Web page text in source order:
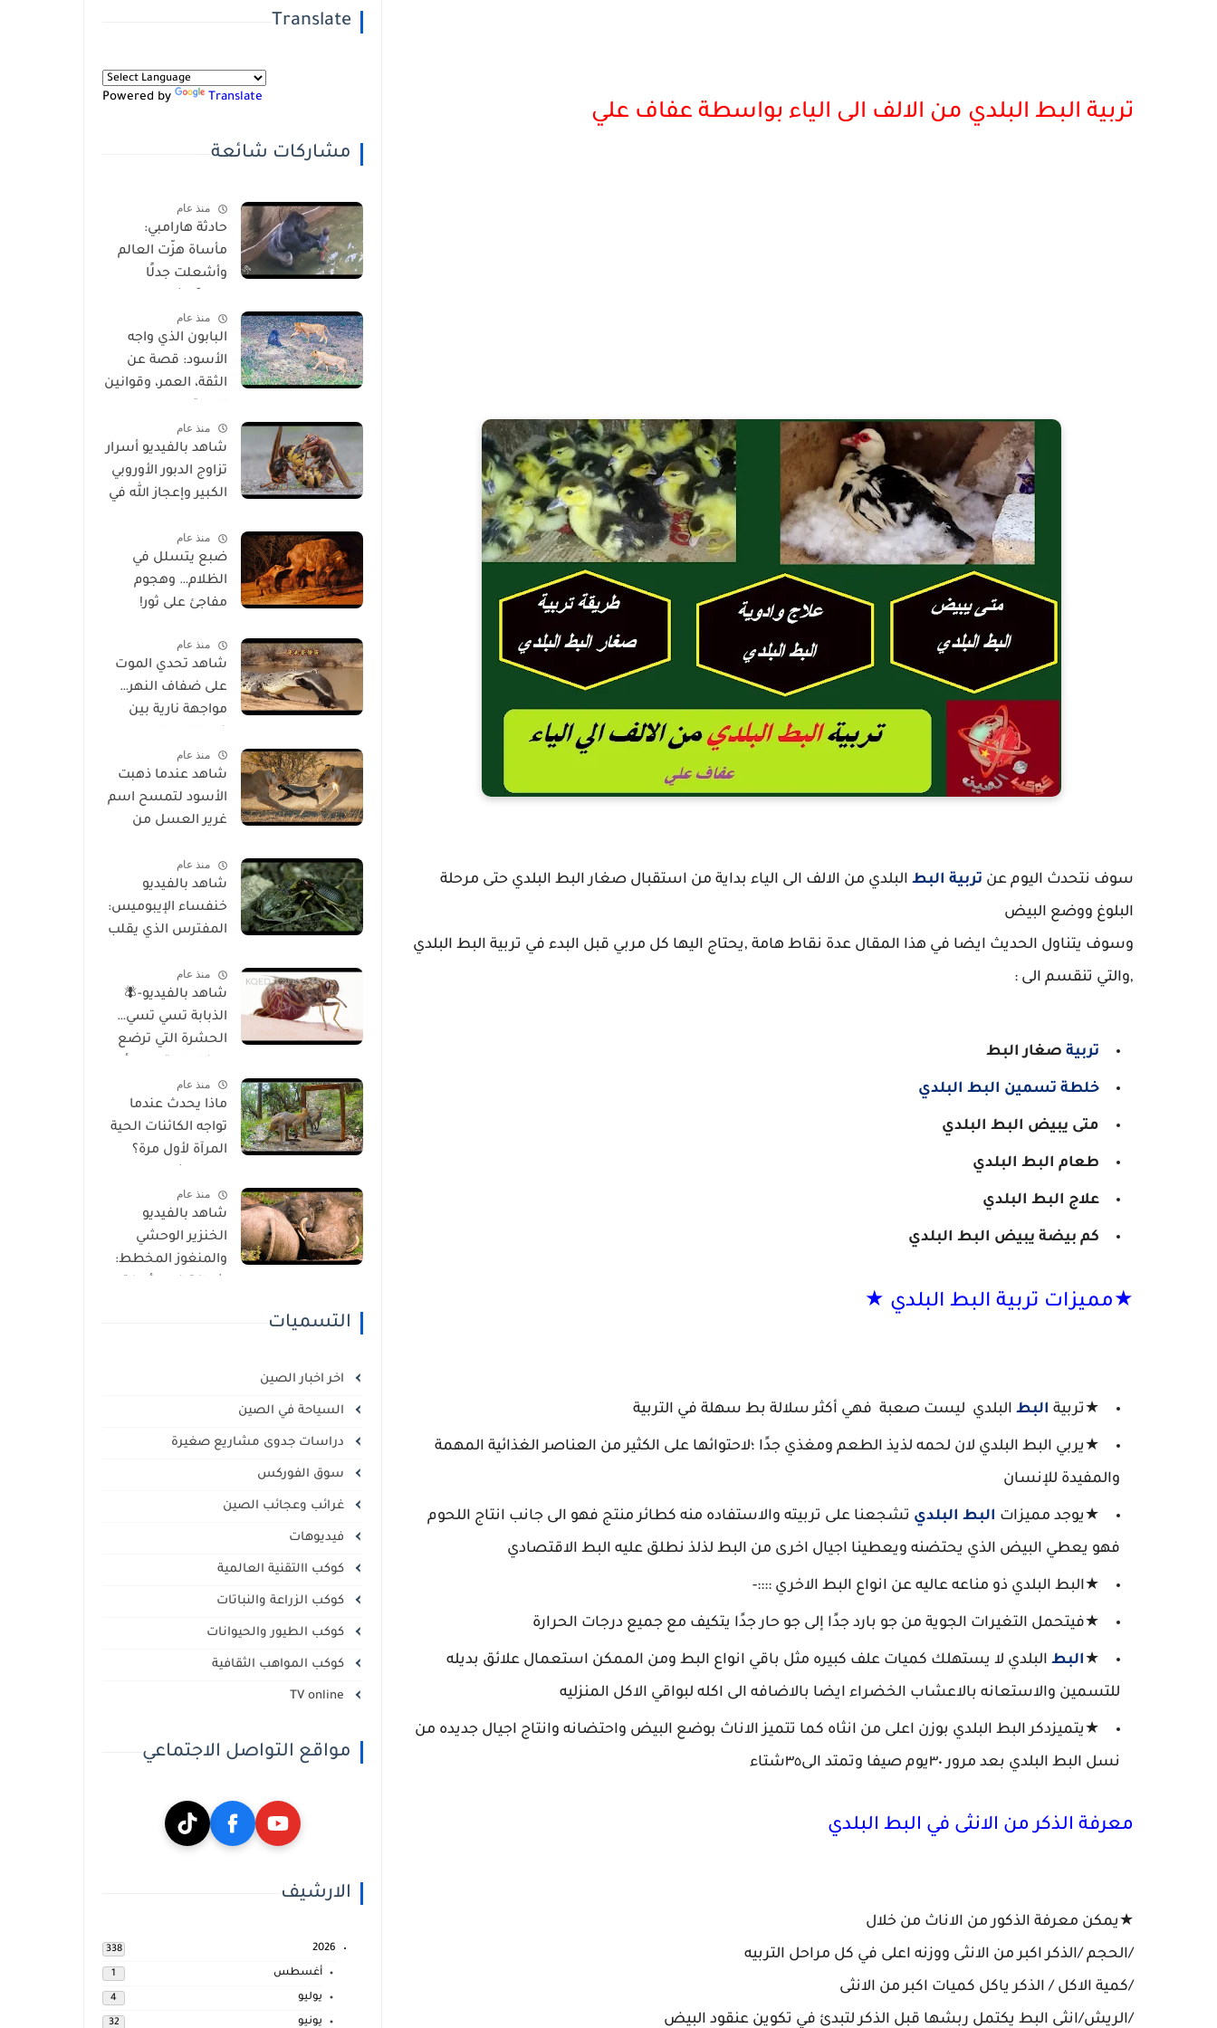
تربية البط البلدي من الالف الى الياء بواسطة عفاف علي
سوف نتحدث اليوم عن تربية البط البلدي من الالف الى الياء بداية من استقبال صغار البط البلدي حتى مرحلة
البلوغ ووضع البيض
وسوف يتناول الحديث ايضا في هذا المقال عدة نقاط هامة ,يحتاج اليها كل مربي قبل البدء في تربية البط البلدي
,والتي تنقسم الى :
تربية صغار البط
خلطة تسمين البط البلدي
متى يبيض البط البلدي
طعام البط البلدي
علاج البط البلدي
كم بيضة يبيض البط البلدي
★مميزات تربية البط البلدي ★
★تربية البط البلدي ليست صعبة فهي أكثر سلالة بط سهلة في التربية
★يربي البط البلدي لان لحمه لذيذ الطعم ومغذي جدًا ؛لاحتوائها على الكثير من العناصر الغذائية المهمة
والمفيدة للإنسان
★يوجد مميزات البط البلدي تشجعنا على تربيته والاستفاده منه كطائر منتج فهو الى جانب انتاج اللحوم
فهو يعطي البيض الذي يحتضنه ويعطينا اجيال اخرى من البط لذلذ نطلق عليه البط الاقتصادي
★البط البلدي ذو مناعه عاليه عن انواع البط الاخري ::::-
★فيتحمل التغيرات الجوية من جو بارد جدًا إلى جو حار جدًا يتكيف مع جميع درجات الحرارة
★البط البلدي لا يستهلك كميات علف كبيره مثل باقي انواع البط ومن الممكن استعمال علائق بديله
للتسمين والاستعانه بالاعشاب الخضراء ايضا بالاضافه الى اكله لبواقي الاكل المنزليه
★يتميزدكر البط البلدي بوزن اعلى من انثاه كما تتميز الاناث بوضع البيض واحتضانه وانتاج اجيال جديده من
نسل البط البلدي بعد مرور ٣٠يوم صيفا وتمتد الى٣٥شتاء
معرفة الذكر من الانثى في البط البلدي
★يمكن معرفة الذكور من الاناث من خلال
/الحجم /الذكر اكبر من الانثى ووزنه اعلى في كل مراحل التربيه
/كمية الاكل / الذكر ياكل كميات اكبر من الانثى
/الريش/انثى البط يكتمل ربشها قبل الذكر لتبدئ في تكوين عنقود البيض
Translate
Powered by Translate
مشاركات شائعة
منذ عام
حادثة هارامبي:
مأساة هزّت العالم
وأشعلت جدلًا
بالفيديو
منذ عام
البابون الذي واجه
الأسود: قصة عن
الثقة، العمر، وقوانين
منذ عام
شاهد بالفيديو أسرار
تزاوج الدبور الأوروبي
الكبير وإعجاز الله في
منذ عام
ضبع يتسلل في
الظلام… وهجوم
مفاجئ على ثور!
منذ عام
شاهد تحدي الموت
على ضفاف النهر…
مواجهة نارية بين
وتمساح شرس
منذ عام
شاهد عندما ذهبت
الأسود لتمسح اسم
غرير العسل من
منذ عام
شاهد بالفيديو
خنفساء الإيبوميس:
المفترس الذي يقلب
منذ عام
شاهد بالفيديو-🪰
الذبابة تسي تسي…
الحشرة التي ترضع
أخطر الأمراض في
إفريقيا!
منذ عام
ماذا يحدث عندما
تواجه الكائنات الحية
المرآة لأول مرة؟
للسلوك والوعي
الذاتي
منذ عام
شاهد بالفيديو
الخنزير الوحشي
والمنغوز المخطط:
التسميات
اخر اخبار الصين
السياحة في الصين
دراسات جدوى مشاريع صغيرة
سوق الفوركس
غرائب وعجائب الصين
فيديوهات
كوكب االتقنية العالمية
كوكب الزراعة والنباتات
كوكب الطيور والحيوانات
كوكب المواهب الثقافية
مواقع التواصل الاجتماعي
الارشيف
2026
338
أغسطس 1
يوليو 4
يونيو 32